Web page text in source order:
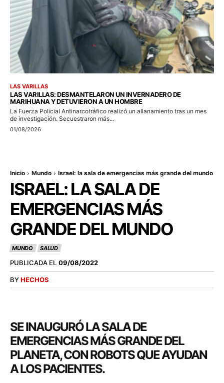
LAS VARILLAS
LAS VARILLAS: DESMANTELARON UN INVERNADERO DE
MARIHUANA Y DETUVIERON A UN HOMBRE
La Fuerza Policial Antinarcotráfico realizó un allanamiento tras un mes
de investigación. Secuestraron más...
01/08/2026